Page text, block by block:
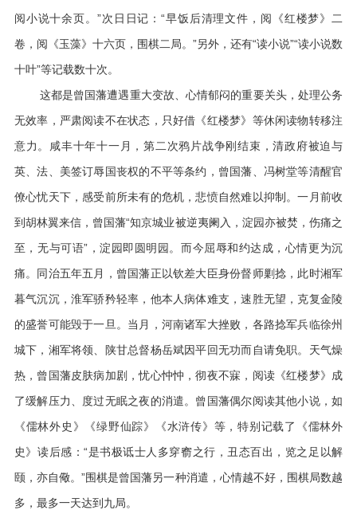
阅小说十余页。”次日日记：“早饭后清理文件，阅《红楼梦》二
卷，阅《玉藻》十六页，围棋二局。”另外，还有“读小说”“读小说数
十叶”等记载数十次。
这都是曾国藩遭遇重大变故、心情郁闷的重要关头，处理公务
无效率，严肃阅读不在状态，只好借《红楼梦》等休闲读物转移注
意力。咸丰十年十一月，第二次鸦片战争刚结束，清政府被迫与
英、法、美签订辱国丧权的不平等条约，曾国藩、冯树堂等清醒官
僚心忧天下，感受前所未有的危机，悲愤自然难以抑制。一月前收
到胡林翼来信，曾国藩“知京城业被逆夷阑入，淀园亦被焚，伤痛之
至，无与可语”，淀园即圆明园。而今屈辱和约达成，心情更为沉
痛。同治五年五月，曾国藩正以钦差大臣身份督师剿捻，此时湘军
暮气沉沉，淮军骄矜轻率，他本人病体难支，速胜无望，克复金陵
的盛誉可能毁于一旦。当月，河南诸军大挫败，各路捻军兵临徐州
城下，湘军将领、陕甘总督杨岳斌因平回无功而自请免职。天气燥
热，曾国藩皮肤病加剧，忧心忡忡，彻夜不寐，阅读《红楼梦》成
了缓解压力、度过无眠之夜的消遣。曾国藩偶尔阅读其他小说，如
《儒林外史》《绿野仙踪》《水浒传》等，特别记载了《儒林外
史》读后感：“是书极诋士人多穿窬之行，丑态百出，览之足以解
颐，亦自儆。”围棋是曾国藩另一种消遣，心情越不好，围棋局数越
多，最多一天达到九局。